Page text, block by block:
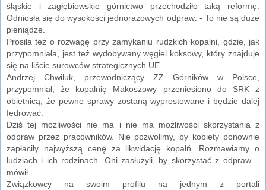
śląskie i zagłębiowskie górnictwo przechodziło taką reformę.
Odniosła się do wysokości jednorazowych odpraw: - To nie są duże
pieniądze.
Prosiła też o rozwagę przy zamykaniu rudzkich kopalni, gdzie, jak
przypomniała, jest też wydobywany węgiel koksowy, który znajduje
się na liście surowców strategicznych UE.
Andrzej Chwiluk, przewodniczący ZZ Górników w Polsce,
przypomniał, że kopalnię Makoszowy przeniesiono do SRK z
obietnicą, że pewne sprawy zostaną wyprostowane i będzie dalej
fedrować.
Dziś tej możliwości nie ma i nie ma możliwości skorzystania z
odpraw przez pracowników. Nie pozwolimy, by kobiety ponownie
zapłaciły najwyższą cenę za likwidację kopalń. Rozmawiamy o
ludziach i ich rodzinach. Oni zasłużyli, by skorzystać z odpraw –
mówił.
Związkowcy na swoim profilu na jednym z portali